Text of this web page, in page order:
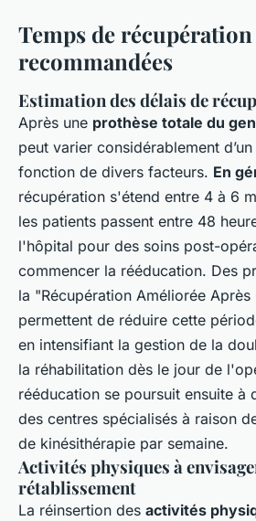
Temps de
recommandées
Estimation des délais de
Après une prothèse totale du
peut varier considérablement
fonction de divers facteurs. En
récupération s'étend entre 4 à 6
les patients passent entre 48
l'hôpital pour des soins post-
commencer la rééducation. Des
la "Récupération Améliorée Après
permettent de réduire cette
en intensifiant la gestion de la
la réhabilitation dès le jour de
rééducation se poursuit ensuite à
des centres spécialisés à raison
de kinésithérapie par semaine.
Activités physiques à
rétablissement
La réinsertion des activités